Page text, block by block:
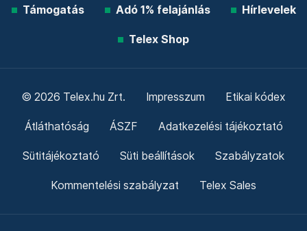
Támogatás Adó 1% felajánlás Hírlevelek
Telex Shop
© 2026 Telex.hu Zrt. Impresszum Etikai kódex
Átláthatóság ÁSZF Adatkezelési tájékoztató
Sütitájékoztató Süti beállítások Szabályzatok
Kommentelési szabályzat Telex Sales